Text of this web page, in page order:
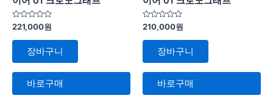
5
중
에
로
가
221,000원
장바구니
바로구매
5
중
에
로
가
210,000원
장바구니
바로구매